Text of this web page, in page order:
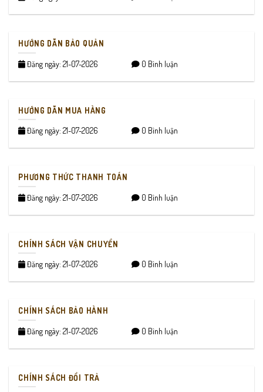
HƯỚNG DẪN BẢO QUẢN
Đăng ngày: 21-07-2026 0 Bình luận
HƯỚNG DẪN MUA HÀNG
Đăng ngày: 21-07-2026 0 Bình luận
PHƯƠNG THỨC THANH TOÁN
Đăng ngày: 21-07-2026 0 Bình luận
CHÍNH SÁCH VẬN CHUYỂN
Đăng ngày: 21-07-2026 0 Bình luận
CHÍNH SÁCH BẢO HÀNH
Đăng ngày: 21-07-2026 0 Bình luận
CHÍNH SÁCH ĐỔI TRẢ